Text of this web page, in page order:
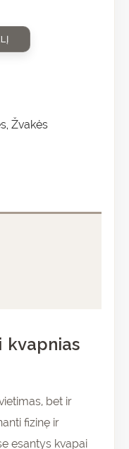
, Žvakės
kvapnias
bet ir
fizinę ir
esantys kvapai